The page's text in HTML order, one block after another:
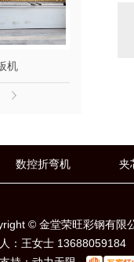
机
数控折弯机 夹
© 金堂荣旺彩钢有限
：王女士